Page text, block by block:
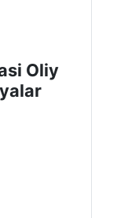
Oliy